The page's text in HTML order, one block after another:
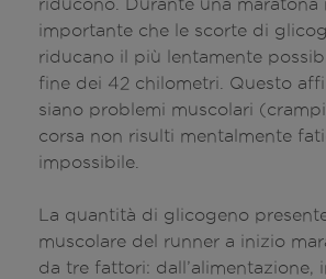
importante che le scorte di
riducano il più lentamente
fine dei 42 chilometri. Questo
siano problemi muscolari
corsa non risulti mentalmente
impossibile.
La quantità di glicogeno
muscolare del runner a inizio
da tre fattori: dall’alimentazione,